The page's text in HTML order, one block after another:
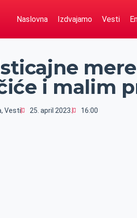
Naslovna Izdvajamo Vesti
i malim
,Vesti 25. april 2023. 16:00